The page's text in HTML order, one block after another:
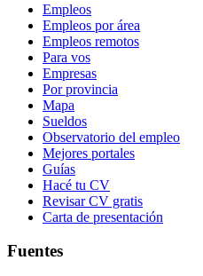
Empleos
Empleos por área
Empleos remotos
Para vos
Empresas
Por provincia
Mapa
Sueldos
Observatorio del empleo
Mejores portales
Guías
Hacé tu CV
Revisar CV gratis
Carta de presentación
Fuentes